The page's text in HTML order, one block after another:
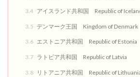
3.4 アイスランド共和国 Republic of
3.5 デンマーク王国 Kingdom of Denmark
3.6 エストニア共和国 Republic of Estonia
3.7 ラトビア共和国 Republic of Latvia
3.8 リトアニア共和国 Republic of